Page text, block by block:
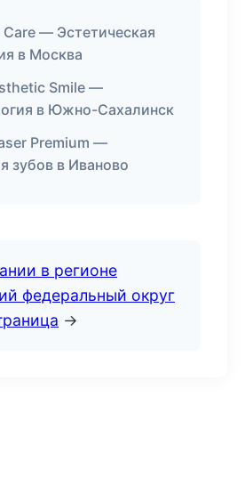
— Эстетическая
в Москва
Smile —
в Южно-Сахалинск
Premium —
зубов в Иваново
в регионе
федеральный округ
→